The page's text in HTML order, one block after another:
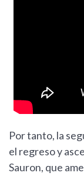
Por tanto, la
el regreso y
Sauron, que